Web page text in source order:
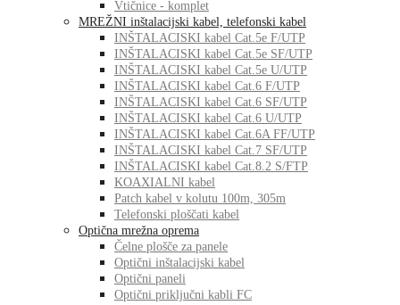
Vtičnice - komplet
MREŽNI inštalacijski kabel, telefonski kabel
INŠTALACISKI kabel Cat.5e F/UTP
INŠTALACISKI kabel Cat.5e SF/UTP
INŠTALACISKI kabel Cat.5e U/UTP
INŠTALACISKI kabel Cat.6 F/UTP
INŠTALACISKI kabel Cat.6 SF/UTP
INŠTALACISKI kabel Cat.6 U/UTP
INŠTALACISKI kabel Cat.6A FF/UTP
INŠTALACISKI kabel Cat.7 SF/UTP
INŠTALACISKI kabel Cat.8.2 S/FTP
KOAXIALNI kabel
Patch kabel v kolutu 100m, 305m
Telefonski ploščati kabel
Optična mrežna oprema
Čelne plošče za panele
Optični inštalacijski kabel
Optični paneli
Optični priključni kabli FC